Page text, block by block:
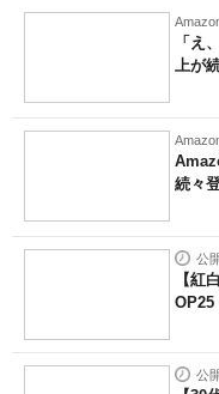
「え
上が
続々
公
【紅
公